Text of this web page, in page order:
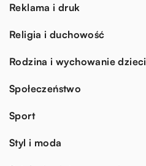
Reklama i druk
Religia i duchowość
Rodzina i wychowanie dzieci
Społeczeństwo
Sport
Styl i moda